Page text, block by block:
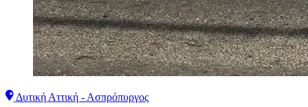
Δυτική Αττική - Ασπρόπυργος